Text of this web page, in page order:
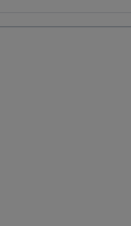
spatiului.